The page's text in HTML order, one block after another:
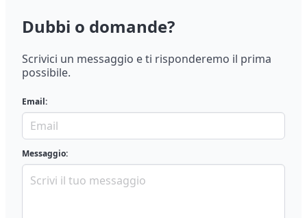
Dubbi o domande?
Scrivici un messaggio e ti risponderemo il prima
possibile.
Email:
Messaggio: